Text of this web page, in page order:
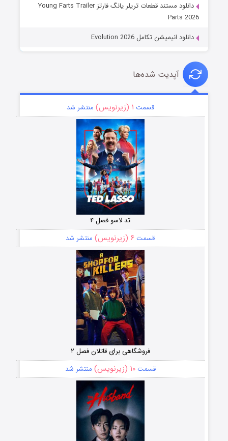
دانلود مستند قطعات تریلر یانگ فارتز Young Farts Trailer
Parts 2026
دانلود انیمیشن تکامل Evolution 2026
آپدیت شده‌ها
قسمت ۱ (زیرنویس) منتشر شد
تد لاسو فصل ۴
قسمت ۶ (زیرنویس) منتشر شد
فروشگاهی برای قاتلان فصل ۲
قسمت۱۰ (زیرنویس) منتشر شد